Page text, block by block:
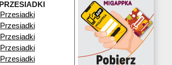
PRZESIADKI
Przesiadki
Przesiadki
Przesiadki
Przesiadki
Przesiadki